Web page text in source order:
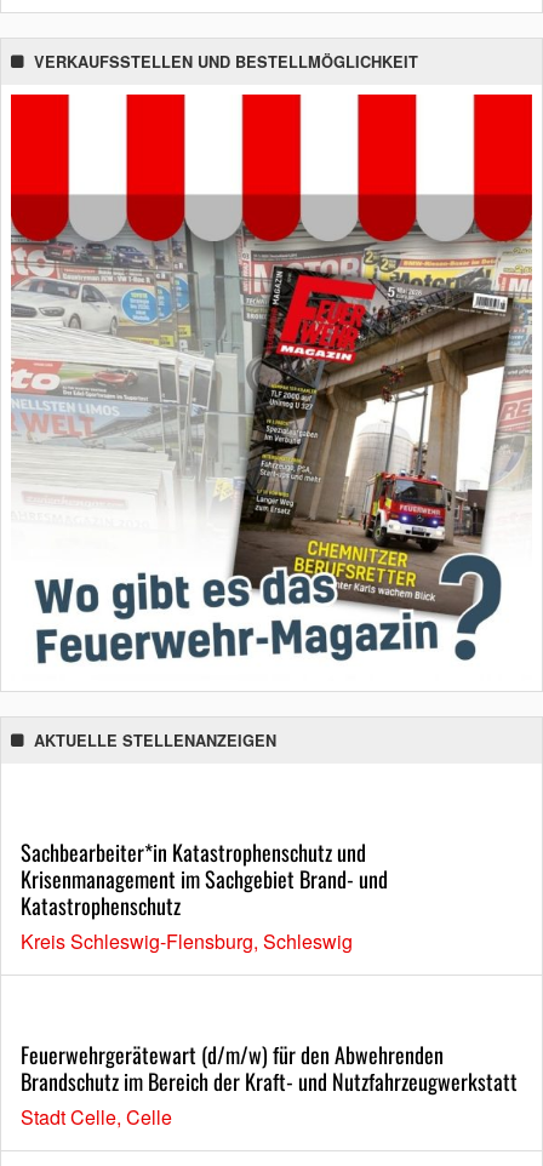
VERKAUFSSTELLEN UND BESTELLMÖGLICHKEIT
AKTUELLE STELLENANZEIGEN
Sachbearbeiter*in Katastrophenschutz und
Krisenmanagement im Sachgebiet Brand- und
Katastrophenschutz
Kreis Schleswig-Flensburg, Schleswig
Feuerwehrgerätewart (d/m/w) für den Abwehrenden
Brandschutz im Bereich der Kraft- und Nutzfahrzeugwerkstatt
Stadt Celle, Celle